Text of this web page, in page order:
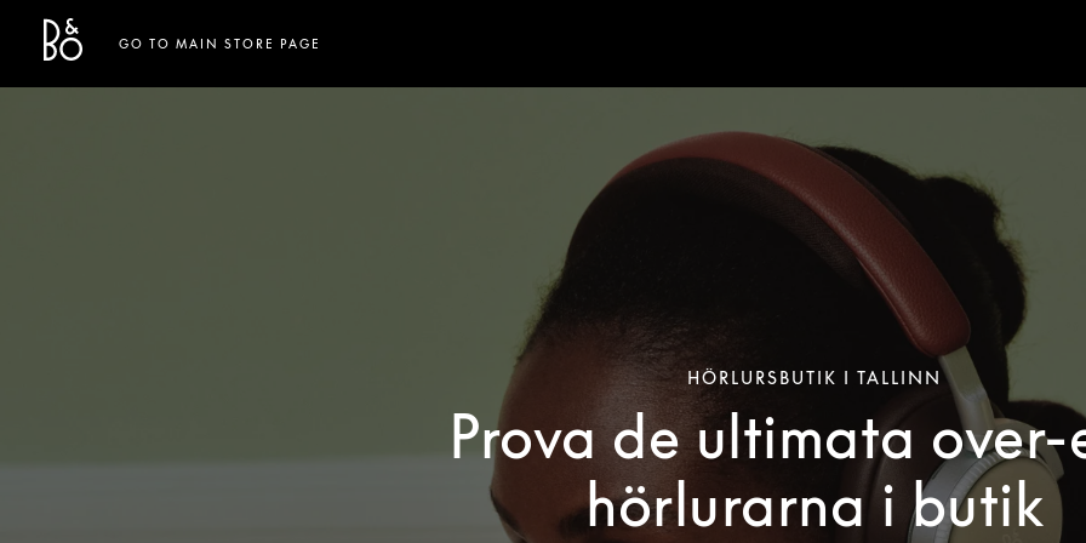
Bang & Olufsen - Exist to Create
Link Opens in New Tab
GO TO MAIN STORE PAGE
HÖRLURSBUTIK I TALLINN
Prova de ultimata
hörlurarna i butik